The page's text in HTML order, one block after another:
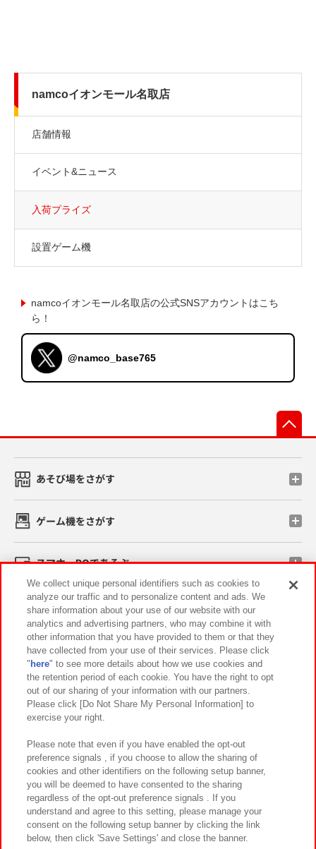
namcoイオンモール名取店
店舗情報
イベント&ニュース
入荷プライズ
設置ゲーム機
namcoイオンモール名取店の公式SNSアカウントはこち
ら！
@namco_base765
あそび場をさがす
ゲーム機をさがす
スマホ・PCであそぶ
イベント・キャンペーン
関連会社 サステナビリティ サイトポリシー
プライバシーポリシー ウェブアクセシビリティ方針と検証結果
お取引先さまとともに
カスタマーハラスメント対応方針 よくあるご質問・お問い合わせ
©Bandai Namco Amusement Inc.
We collect unique personal identifiers such as cookies to
analyze our traffic and to personalize content and ads. We
share information about your use of our website with our
analytics and advertising partners, who may combine it with
other information that you have provided to them or that they
have collected from your use of their services. Please click
" here" to see more details about how we use cookies and
the retention period of each cookie. You have the right to opt
out of our sharing of your information with our partners.
Please click [Do Not Share My Personal Information] to
exercise your right.
Please note that even if you have enabled the opt-out
preference signals , if you choose to allow the sharing of
cookies and other identifiers on the following setup banner,
you will be deemed to have consented to the sharing
regardless of the opt-out preference signals . If you
understand and agree to this setting, please manage your
consent on the following setup banner by clicking the link
below, then click 'Save Settings' and close the banner.